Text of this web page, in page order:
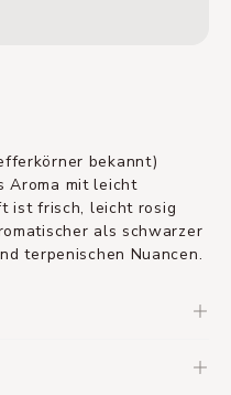
bekannt)
Aroma mit leicht
ist frisch, leicht rosig
als schwarzer
terpenischen Nuancen.